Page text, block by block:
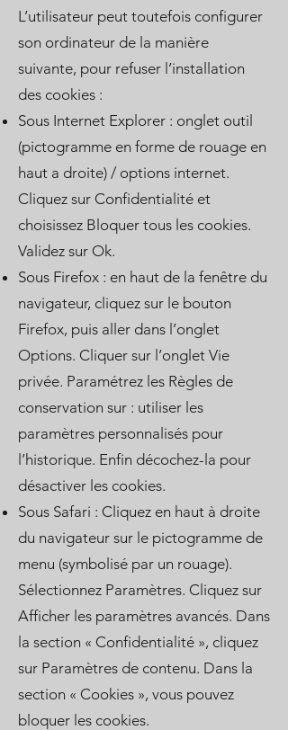
L’utilisateur peut toutefois configurer
son ordinateur de la manière
suivante, pour refuser l’installation
des cookies :
Sous Internet Explorer : onglet outil
(pictogramme en forme de rouage en
haut a droite) / options internet.
Cliquez sur Confidentialité et
choisissez Bloquer tous les cookies.
Validez sur Ok.
Sous Firefox : en haut de la fenêtre du
navigateur, cliquez sur le bouton
Firefox, puis aller dans l’onglet
Options. Cliquer sur l’onglet Vie
privée. Paramétrez les Règles de
conservation sur : utiliser les
paramètres personnalisés pour
l’historique. Enfin décochez-la pour
désactiver les cookies.
Sous Safari : Cliquez en haut à droite
du navigateur sur le pictogramme de
menu (symbolisé par un rouage).
Sélectionnez Paramètres. Cliquez sur
Afficher les paramètres avancés. Dans
la section « Confidentialité », cliquez
sur Paramètres de contenu. Dans la
section « Cookies », vous pouvez
bloquer les cookies.